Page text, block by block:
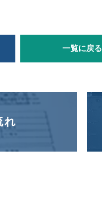
一覧に戻る
れ